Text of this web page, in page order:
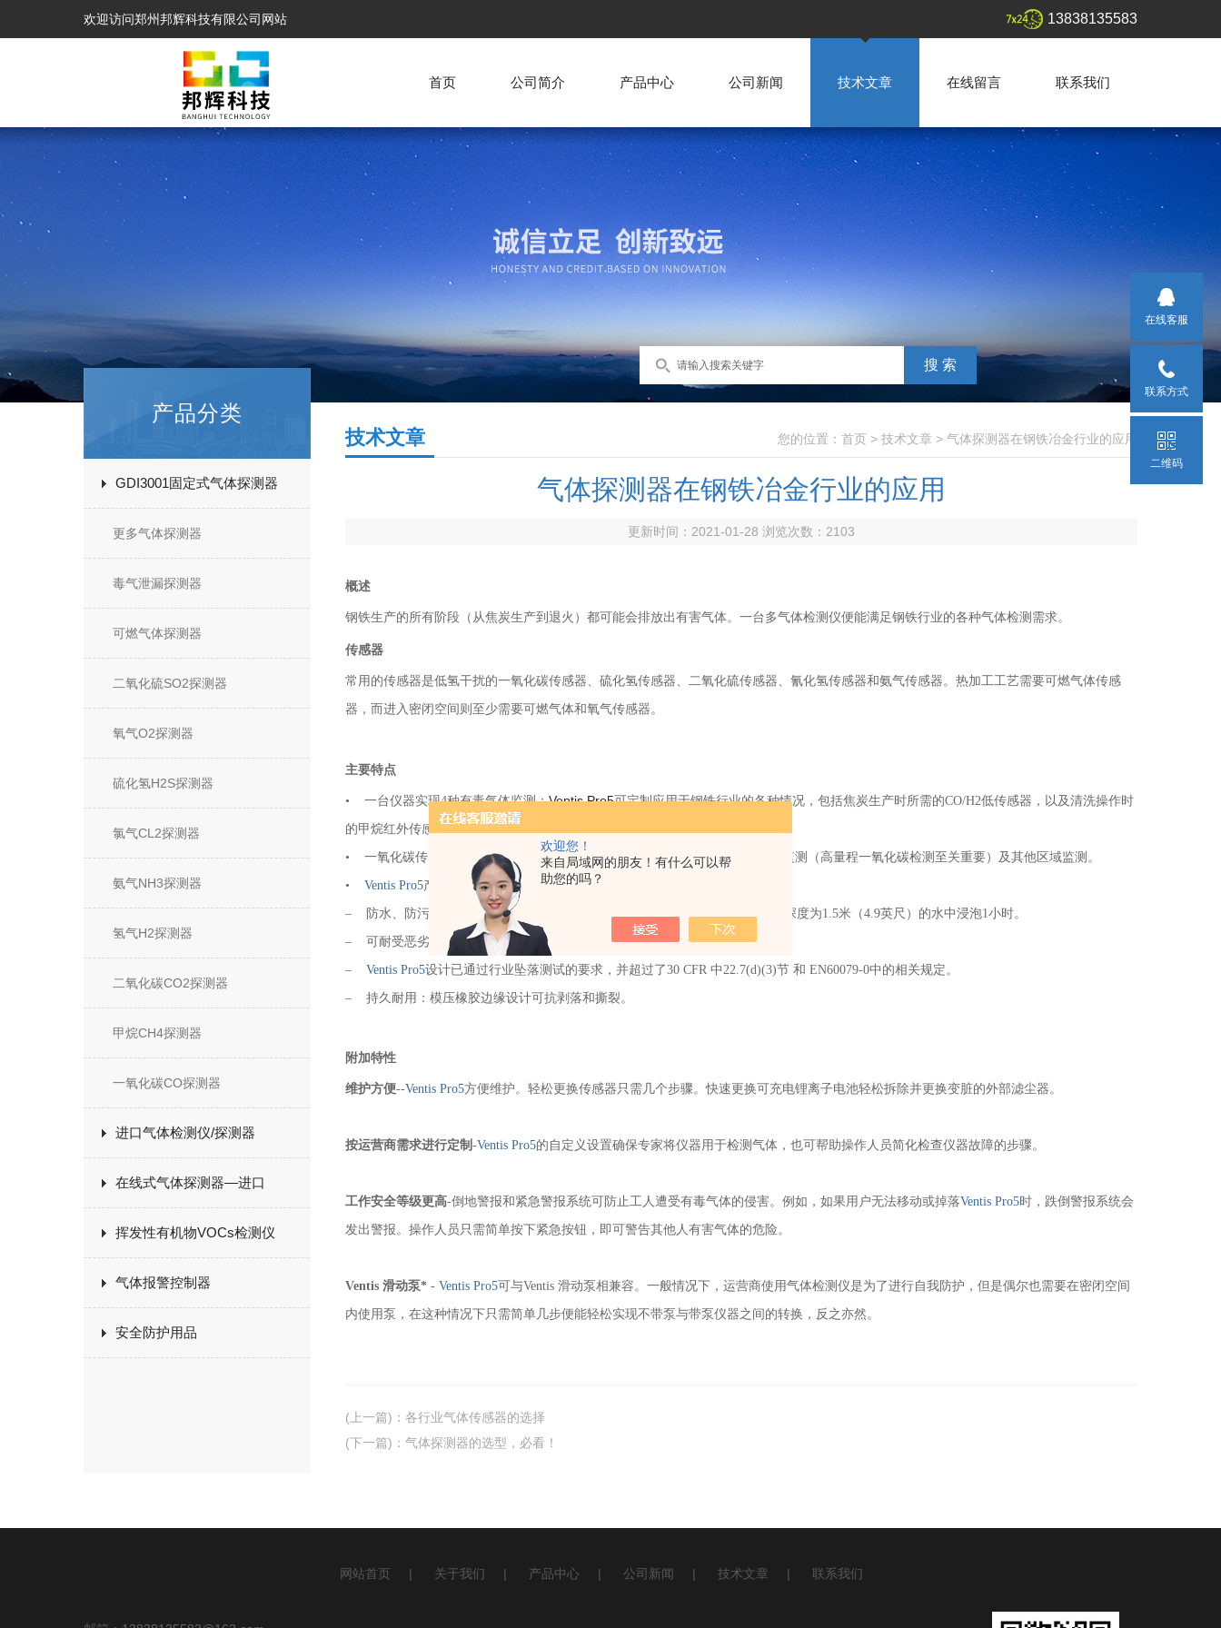
欢迎您！
来自局域网的朋友！有什么可以帮
助您的吗？
欢迎访问郑州邦辉科技有限公司网站 13838135583
首页 公司简介 产品中心 公司新闻 技术文章 在线留言 联系我们
产品分类
GDI3001固定式气体探测器
更多气体探测器
毒气泄漏探测器
可燃气体探测器
二氧化硫SO2探测器
氧气O2探测器
硫化氢H2S探测器
氯气CL2探测器
氨气NH3探测器
氢气H2探测器
二氧化碳CO2探测器
甲烷CH4探测器
一氧化碳CO探测器
进口气体检测仪/探测器
在线式气体探测器—进口
挥发性有机物VOCs检测仪
气体报警控制器
安全防护用品
您的位置： 首页 > 技术文章 > 气体探测器在钢铁冶金行业的应用
技术文章
气体探测器在钢铁冶金行业的应用
更新时间：2021-01-28 浏览次数： 2103
概述
钢铁生产的所有阶段（从焦炭生产到退火）都可能会排放出有害气体。一台多气体检测仪便能满足钢铁行业的各种气体检测需求。
传感器
常用的传感器是低氢干扰的一氧化碳传感器、硫化氢传感器、二氧化硫传感器、氰化氢传感器和氨气传感器。热加工工艺需要可燃气体传感
器，而进入密闭空间则至少需要可燃气体和氧气传感器。
主要特点
• 一台仪器实现4种有毒气体监测：Ventis Pro5可定制应用于钢铁行业的各种情况，包括焦炭生产时所需的CO/H2低传感器，以及清洗操作时
的甲烷红外传感器。
• 一氧化碳传感器系列：传感器配置灵活，0−2000ppm，适用于钢铁厂的高炉监测（高量程一氧化碳检测至关重要）及其他区域监测。
• Ventis Pro5产品坚固耐用。
– 防水、防污、防尘：防护等级IP68， Ventis Pro5具备高防尘/防污等级，可在深度为1.5米（4.9英尺）的水中浸泡1小时。
– 可耐受恶劣 温度：Ventis Pro5 的工作温度为 -40 °C至50 °C (-40 °F至122 °F)。
– Ventis Pro5设计已通过行业坠落测试的要求，并超过了30 CFR 中22.7(d)(3)节 和 EN60079-0中的相关规定。
– 持久耐用：模压橡胶边缘设计可抗剥落和撕裂。
附加特性
维护方便--Ventis Pro5方便维护。轻松更换传感器只需几个步骤。快速更换可充电锂离子电池轻松拆除并更换变脏的外部滤尘器。
按运营商需求进行定制 -Ventis Pro5的自定义设置确保专家将仪器用于检测气体，也可帮助操作人员简化检查仪器故障的步骤。
工作安全等级更高-倒地警报和紧急警报系统可防止工人遭受有毒气体的侵害。例如，如果用户无法移动或掉落Ventis Pro5时，跌倒警报系统会
发出警报。操作人员只需简单按下紧急按钮，即可警告其他人有害气体的危险。
Ventis 滑动泵* - Ventis Pro5可与Ventis 滑动泵相兼容。一般情况下，运营商使用气体检测仪是为了进行自我防护，但是偶尔也需要在密闭空间
内使用泵，在这种情况下只需简单几步便能轻松实现不带泵与带泵仪器之间的转换，反之亦然。
(上一篇) ： 各行业气体传感器的选择
(下一篇) ： 气体探测器的选型，必看！
网站首页 | 关于我们 | 产品中心 | 公司新闻 | 技术文章 | 联系我们
在线客服
联系方式
二维码